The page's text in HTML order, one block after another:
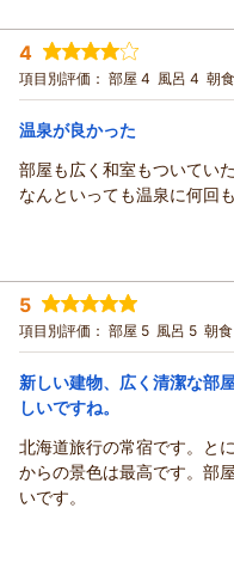
ホテル内のレストランで食
他にカラオケやちょっとし
まぁ;満足しました。
宿泊時期： 2026年04月宿泊 (夫
投稿者： ヒロさん(女性/60代)
宿泊プラン： 素泊りプラン ≪
宿泊価格帯： 7,001～8,000円(
この度は、当ホテルをご
また、口コミへご投稿頂き
温泉につきましては、ご
日帰り入浴では多くのお
よっては、大変混雑する場
なお、21：30以降はご宿
間帯によってはほぼ貸し
ます。
ご利用状況につきましては
今後も多くのお客様に足
めて参ります。
またのお越しをお待ちして
4
項目別評価： 部屋 4 風呂 4 朝
温泉が良かった
部屋も広く和室もついてい
なんといっても温泉に何回
投稿者： ゆきさん(女性/50代)
宿泊プラン： 素泊プラン ≪駐
宿泊価格帯： 7,001～8,000円(
ホテル緑清荘からの返信
この度は、当ホテルをご利
また、口コミへご投稿頂
ご滞在中は、ご満足頂け
これからもお客様に安心
提供できるよう努めて参り
次回のご宿泊をお待ちし
5
項目別評価： 部屋 5 風呂 5 朝
新しい建物、広く清潔な部
しいですね。
北海道旅行の常宿です。と
からの景色は最高です。部
いです。